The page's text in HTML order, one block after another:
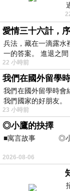
愛情三十六計，序
兵法，藏在一滴露水
一的答案。 進退之
22 小時前
我們在國外留學時會
我們國家的好朋友
23 小時前
◎小鷹的抉擇
■寓言故事 ◎小
⊕潘
仞的懸崖上，有一座
2026-08-06